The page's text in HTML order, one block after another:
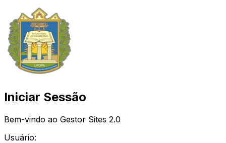
Iniciar Sessão
Bem-vindo ao Gestor Sites 2.0
Usuário: